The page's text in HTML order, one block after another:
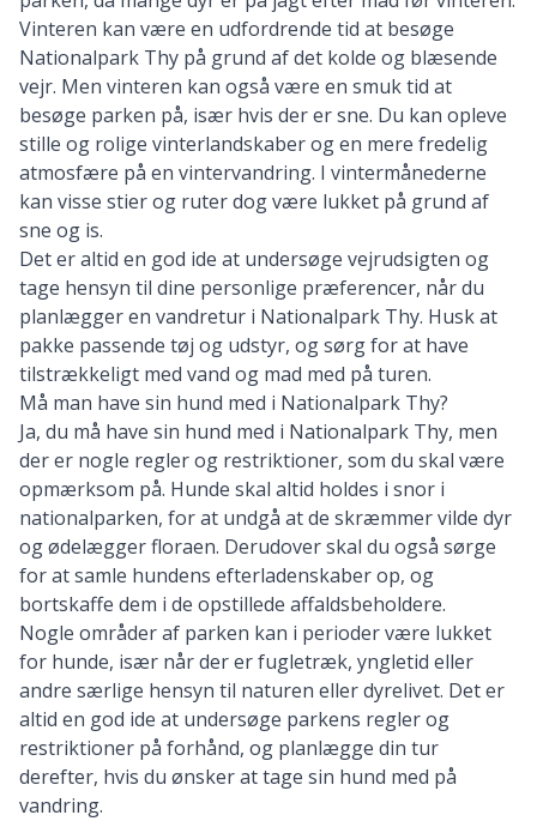
Vinteren kan være en udfordrende tid at besøge
Nationalpark Thy på grund af det kolde og blæsende
vejr. Men vinteren kan også være en smuk tid at
besøge parken på, især hvis der er sne. Du kan opleve
stille og rolige vinterlandskaber og en mere fredelig
atmosfære på en vintervandring. I vintermånederne
kan visse stier og ruter dog være lukket på grund af
sne og is.
Det er altid en god ide at undersøge vejrudsigten og
tage hensyn til dine personlige præferencer, når du
planlægger en vandretur i Nationalpark Thy. Husk at
pakke passende tøj og udstyr, og sørg for at have
tilstrækkeligt med vand og mad med på turen.
Må man have sin hund med i Nationalpark Thy?
Ja, du må have sin hund med i Nationalpark Thy, men
der er nogle regler og restriktioner, som du skal være
opmærksom på. Hunde skal altid holdes i snor i
nationalparken, for at undgå at de skræmmer vilde dyr
og ødelægger floraen. Derudover skal du også sørge
for at samle hundens efterladenskaber op, og
bortskaffe dem i de opstillede affaldsbeholdere.
Nogle områder af parken kan i perioder være lukket
for hunde, især når der er fugletræk, yngletid eller
andre særlige hensyn til naturen eller dyrelivet. Det er
altid en god ide at undersøge parkens regler og
restriktioner på forhånd, og planlægge din tur
derefter, hvis du ønsker at tage sin hund med på
vandring.